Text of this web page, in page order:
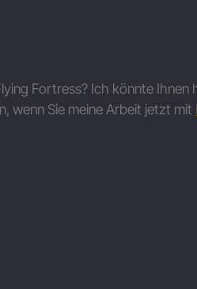
Fortress? Ich könnte
wenn Sie meine Arbeit jetzt mit